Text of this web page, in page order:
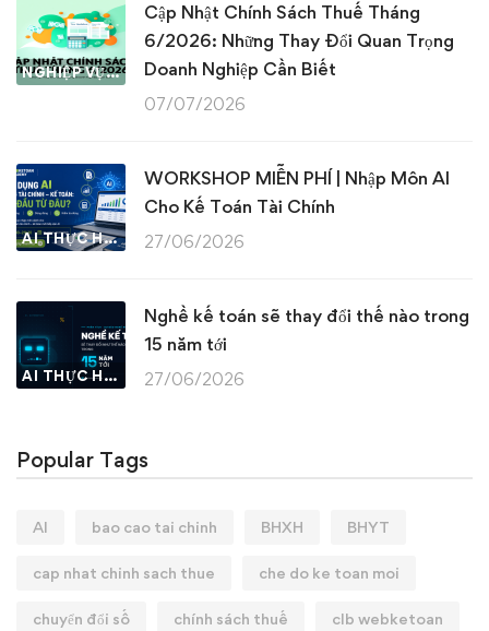
NGHIỆP VỤ KẾ TOÁN & THUẾ
Cập Nhật Chính Sách Thuế Tháng
6/2026: Những Thay Đổi Quan Trọng
Doanh Nghiệp Cần Biết
07/07/2026
AI THỰC HÀNH
WORKSHOP MIỄN PHÍ | Nhập Môn AI
Cho Kế Toán Tài Chính
27/06/2026
AI THỰC HÀNH
Nghề kế toán sẽ thay đổi thế nào trong
15 năm tới
27/06/2026
Popular Tags
AI bao cao tai chinh BHXH BHYT
cap nhat chinh sach thue che do ke toan moi
chuyển đổi số chính sách thuế clb webketoan